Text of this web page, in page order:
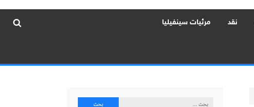
نقد مرئيات سينفيليا
البحث